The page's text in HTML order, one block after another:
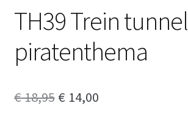
TH39 Trein tunnel
piratenthema
€18,95 Oorspronkelijke
€ 14,00Huidige